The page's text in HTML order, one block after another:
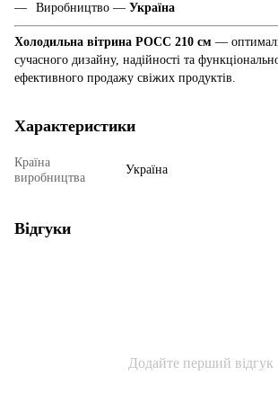
Виробництво — Україна
Холодильна вітрина РОСС 210 см —
сучасного дизайну, надійності та
ефективного продажу свіжих продуктів.
Характеристики
Країна
виробництва
Україна
Відгуки
Додайте перший відгук